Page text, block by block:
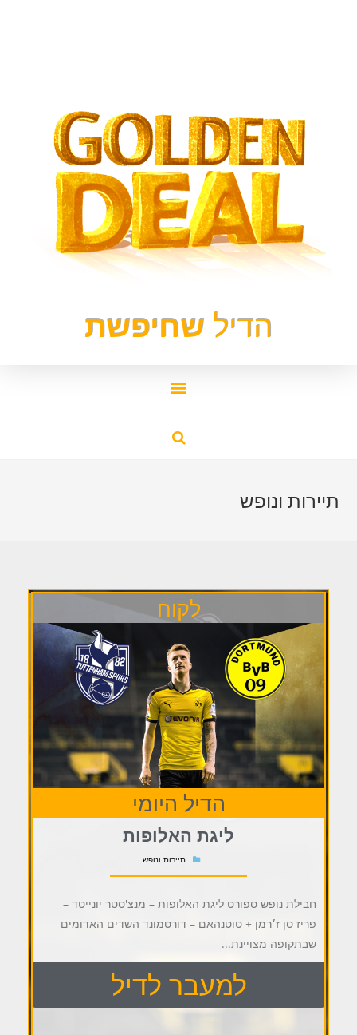
הדיל שחיפשת
תיירות ונופש
לקוח
הדיל היומי
ליגת האלופות
תיירות ונופש
חבילת נופש ספורט ליגת האלופות – מנצ'סטר יונייטד –
פריז סן ז׳רמן + טוטנהאם – דורטמונד השדים האדומים
שבתקופה מצויינת...
למעבר לדיל